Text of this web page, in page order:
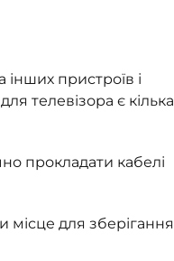
інших пристроїв і
телевізора є кілька
прокладати кабелі
місце для зберігання